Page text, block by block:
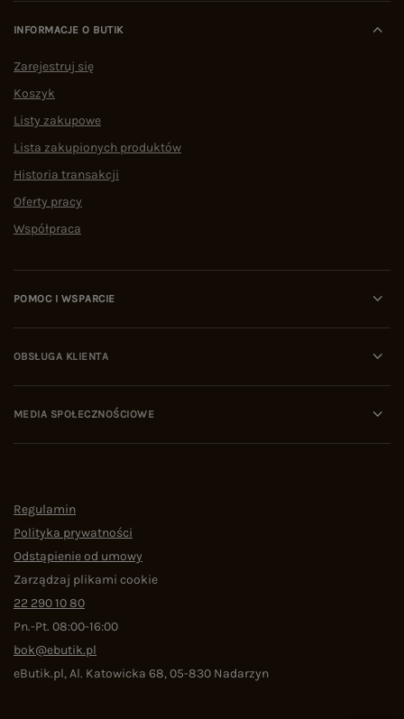
INFORMACJE O BUTIK
Zarejestruj się
Koszyk
Listy zakupowe
Lista zakupionych produktów
Historia transakcji
Oferty pracy
Współpraca
POMOC I WSPARCIE
OBSŁUGA KLIENTA
MEDIA SPOŁECZNOŚCIOWE
Regulamin
Polityka prywatności
Odstąpienie od umowy
Zarządzaj plikami cookie
22 290 10 80
Pn.-Pt. 08:00-16:00
bok@ebutik.pl
eButik.pl,Al. Katowicka 68,05-830 Nadarzyn